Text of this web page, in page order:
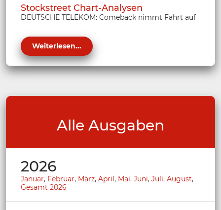
Stockstreet Chart-Analysen
DEUTSCHE TELEKOM: Comeback nimmt Fahrt auf
Weiterlesen...
Alle Ausgaben
2026
Januar, Februar, März, April, Mai, Juni, Juli, August,
Gesamt 2026